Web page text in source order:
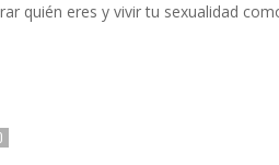
quién eres y vivir tu sexualidad